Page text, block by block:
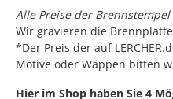
Alle Preise der
Wir gravieren die
*Der Preis der auf
Motive oder Wappen bitten
Hier im Shop haben Sie 4